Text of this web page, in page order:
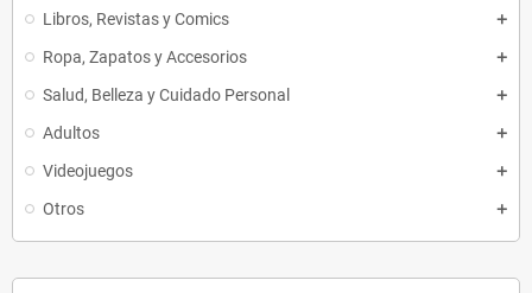
Libros, Revistas y Comics
Ropa, Zapatos y Accesorios
Salud, Belleza y Cuidado Personal
Adultos
Videojuegos
Otros